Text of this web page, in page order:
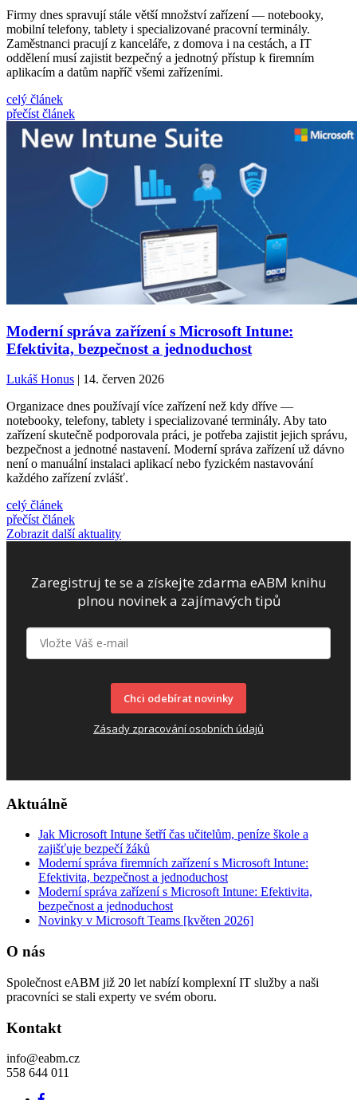
Firmy dnes spravují stále větší množství zařízení — notebooky,
mobilní telefony, tablety i specializované pracovní terminály.
Zaměstnanci pracují z kanceláře, z domova i na cestách, a IT
oddělení musí zajistit bezpečný a jednotný přístup k firemním
aplikacím a datům napříč všemi zařízeními.
celý článek
přečíst článek
Moderní správa zařízení s Microsoft Intune:
Efektivita, bezpečnost a jednoduchost
Lukáš Honus | 14. červen 2026
Organizace dnes používají více zařízení než kdy dříve —
notebooky, telefony, tablety i specializované terminály. Aby tato
zařízení skutečně podporovala práci, je potřeba zajistit jejich správu,
bezpečnost a jednotné nastavení. Moderní správa zařízení už dávno
není o manuální instalaci aplikací nebo fyzickém nastavování
každého zařízení zvlášť.
celý článek
přečíst článek
Zobrazit další aktuality
Zaregistruj te se a získejte zdarma eABM knihu
plnou novinek a zajímavých tipů
Chci odebírat novinky
Zásady zpracování osobních údajů
Aktuálně
Jak Microsoft Intune šetří čas učitelům, peníze škole a
zajišťuje bezpečí žáků
Moderní správa firemních zařízení s Microsoft Intune:
Efektivita, bezpečnost a jednoduchost
Moderní správa zařízení s Microsoft Intune: Efektivita,
bezpečnost a jednoduchost
Novinky v Microsoft Teams [květen 2026]
O nás
Společnost eABM již 20 let nabízí komplexní IT služby a naši
pracovníci se stali experty ve svém oboru.
Kontakt
info@eabm.cz
558 644 011